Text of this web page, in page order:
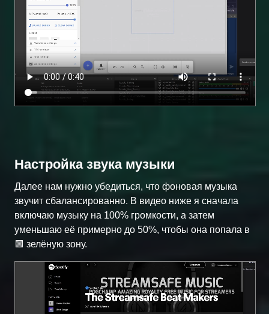
Настройка звука музыки
Далее нам нужно убедиться, что фоновая музыка
звучит сбалансированно. В видео ниже я сначала
включаю музыку на 100% громкости, а затем
уменьшаю её примерно до 50%, чтобы она попала в
🟩 зелёную зону.